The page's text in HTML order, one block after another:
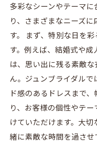
多彩なシーンやテーマ
り、さまざまなニーズ
す。 まず、特別な日を
す。例えば、結婚式や
は、思い出に残る素敵
ん。ジュンブライダル
ド感のあるドレスまで
り、お客様の個性やテ
けていただけます。大
緒に素敵な時間を過さ